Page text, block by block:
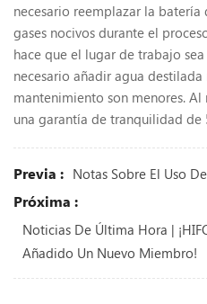
necesario reemplazar la
gases nocivos durante el
hace que el lugar de trabajo
necesario añadir agua
mantenimiento son menores.
una garantía de tranquilidad de
Previa : Notas Sobre El Uso
Próxima :
Noticias De Última Hora |
Añadido Un Nuevo Miembro!